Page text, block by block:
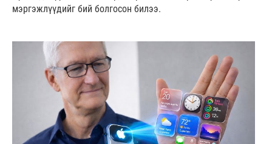
мэргэжлүүдийг бий болгосон билээ.